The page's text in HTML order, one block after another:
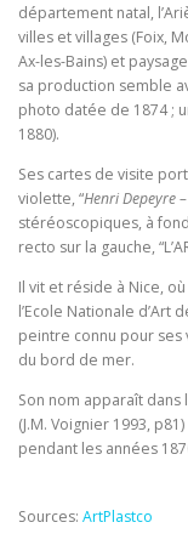
département natal,
villes et villages (Foix,
Ax-les-Bains) et
sa production semble
photo datée de 1874 ;
1880).
Ses cartes de visite
violette, “Henri Depeyre
stéréoscopiques, à
recto sur la gauche,
Il vit et réside à Nice,
l’Ecole Nationale d’Art
peintre connu pour ses
du bord de mer.
Son nom apparaît
(J.M. Voignier 1993,
pendant les années
Sources: ArtPlastco